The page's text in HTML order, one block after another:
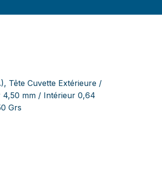
Tête Cuvette Extérieure /
4,50 mm / Intérieur 0,64
Grs